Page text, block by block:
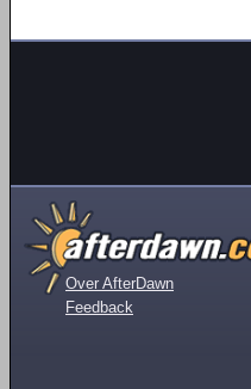
Over AfterDawn
Feedback